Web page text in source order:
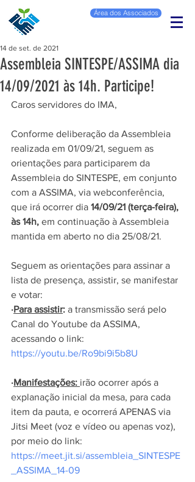
Área dos Associados
Assembleia SINTESPE/ASSIMA dia
14/09/2021 às 14h. Participe!
14 de set. de 2021
Caros servidores do IMA,
Conforme deliberação da Assembleia
realizada em 01/09/21, seguem as
orientações para participarem da
Assembleia do SINTESPE, em conjunto
com a ASSIMA, via webconferência,
que irá ocorrer dia 14/09/21 (terça-feira),
às 14h, em continuação à Assembleia
mantida em aberto no dia 25/08/21.
Seguem as orientações para assinar a
lista de presença, assistir, se manifestar
e votar:
·Para assistir: a transmissão será pelo
Canal do Youtube da ASSIMA,
acessando o link:
https://youtu.be/Ro9bi9i5b8U
·Manifestações: irão ocorrer após a
explanação inicial da mesa, para cada
item da pauta, e ocorrerá APENAS via
Jitsi Meet (voz e vídeo ou apenas voz),
por meio do link:
https://meet.jit.si/assembleia_SINTESPE
_ASSIMA_14-09